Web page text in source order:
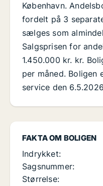
FAKTA OM BOLIGEN
Indrykket:
Sagsnummer:
Størrelse:
København.
fordelt på 3
sælges som
Salgsprisen for
1.450.000 kr. kr.
per måned. Boligen
service den